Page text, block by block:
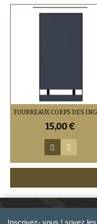
15,00 €
Inscrivez- vous ! soyez